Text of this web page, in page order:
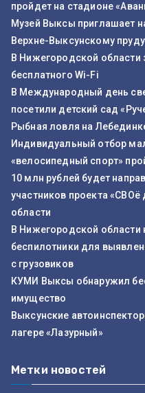
пройдет на стадионе
Музей Выксы приглашает
Верхне-Выксунскому пруду
В Нижегородской области
бесплатного Wi-Fi
В Международный день
посетили детский сад
Рыбная ловля на
Индивидуальный отбор
«велосипедный спорт»
10 млн рублей будет
участников проекта
области
В Нижегородской области
беспилотники для
с грузовиков
КУМИ Выксы обнаружил
имущество
Выксунские
лагере «Лазурный»
Метки новостей